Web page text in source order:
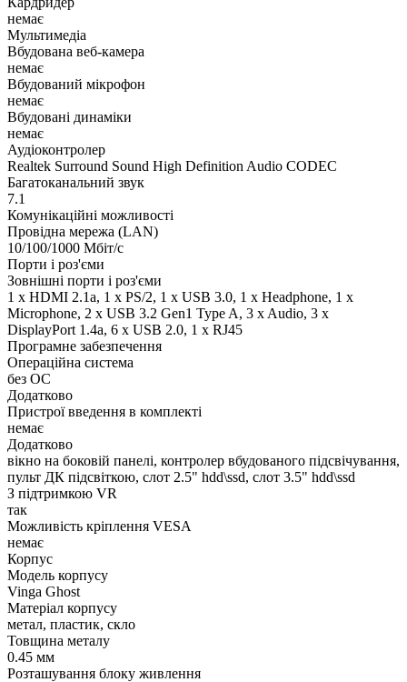
немає
Мультимедіа
Вбудована веб-камера
немає
Вбудований мікрофон
немає
Вбудовані динаміки
немає
Аудіоконтролер
Realtek Surround Sound High Definition Audio CODEC
Багатоканальний звук
7.1
Комунікаційні можливості
Провідна мережа (LAN)
10/100/1000 Мбіт/с
Порти і роз'єми
Зовнішні порти і роз'єми
1 x HDMI 2.1a, 1 x PS/2, 1 x USB 3.0, 1 x Нeadphone, 1 х
Microphone, 2 x USB 3.2 Gen1 Type A, 3 x Audio, 3 x
DisplayPort 1.4a, 6 x USB 2.0, 1 x RJ45
Програмне забезпечення
Операційна система
без ОС
Додатково
Пристрої введення в комплекті
немає
Додатково
вікно на боковій панелі, контролер вбудованого підсвічування,
пульт ДК підсвіткою, слот 2.5" hdd\ssd, слот 3.5" hdd\ssd
З підтримкою VR
так
Можливість кріплення VESA
немає
Корпус
Модель корпусу
Vinga Ghost
Матеріал корпусу
метал, пластик, скло
Товщина металу
0.45 мм
Розташування блоку живлення